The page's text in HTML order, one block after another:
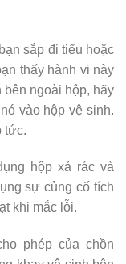
sắp đi tiểu hoặc
thấy hành vi này
bên ngoài hộp, hãy
vào hộp vệ sinh.
tức.
hộp xả rác và
sự củng cố tích
khi mắc lỗi.
phép của chồn